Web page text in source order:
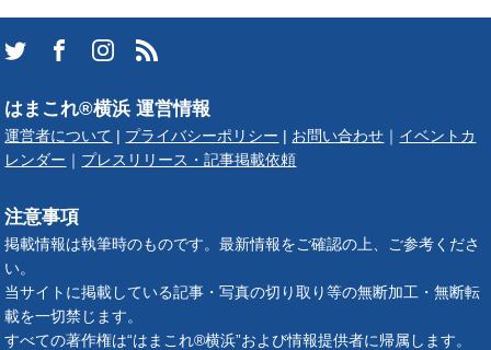
はまこれ®横浜 運営情報
運営者について | プライバシーポリシー | お問い合わせ ｜ イベントカ
レンダー ｜ プレスリリース・記事掲載依頼
注意事項
掲載情報は執筆時のものです。最新情報をご確認の上、ご参考くださ
い。
当サイトに掲載している記事・写真の切り取り等の無断加工・無断転
載を一切禁じます。
すべての著作権は“はまこれ®横浜”および情報提供者に帰属します。